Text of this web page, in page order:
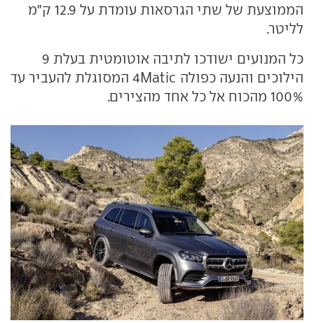
הממוצעת של שתי הגרסאות עומדת על 12.9 ק"מ
לליטר.
כל המנועים ישודכו לתיבה אוטומטית בעלת 9
הילוכים והנעה כפולה 4Matic המסוגלת להעביר עד
100% מהכוח אל כל אחד מהצירים.